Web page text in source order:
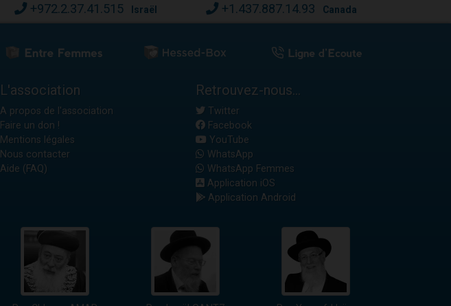
+972.2.37.41.515 Israël +1.437.887.14.93 Canada
L'association
A propos de l'association
Faire un don !
Mentions légales
Nous contacter
Aide (FAQ)
Retrouvez-nous...
Twitter
Facebook
YouTube
WhatsApp
WhatsApp Femmes
Application iOS
Application Android